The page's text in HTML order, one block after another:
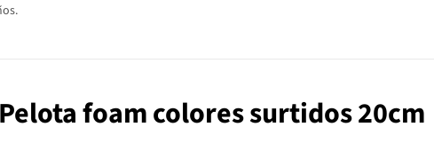
foam colores surtidos 20cm